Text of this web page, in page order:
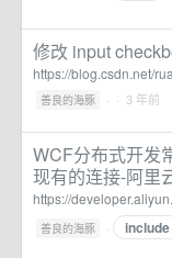
修改 input
https://blog.csdn.net/
善良的海豚 · · 3 年前
WCF分布式开发
现有的连接-阿里
https://
善良的海豚 · include